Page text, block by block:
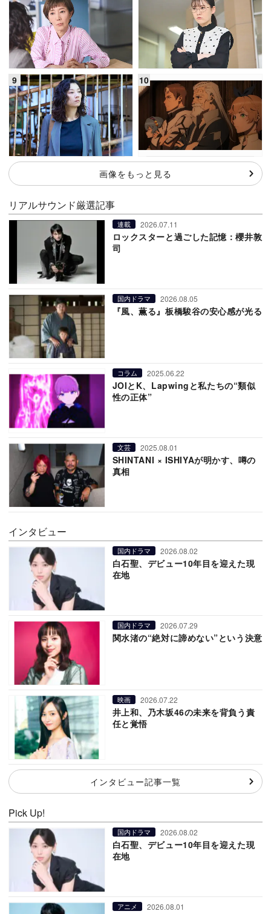
画像をもっと見る
リアルサウンド厳選記事
連載 2026.07.11
ロックスターと過ごした記憶：櫻井敦
司
国内ドラマ 2026.08.05
『風、薫る』板橋駿谷の安心感が光る
コラム 2025.06.22
JOIとK、Lapwingと私たちの“類似
性の正体”
文芸 2025.08.01
SHINTANI × ISHIYAが明かす、噂の
真相
インタビュー
国内ドラマ 2026.08.02
白石聖、デビュー10年目を迎えた現
在地
国内ドラマ 2026.07.29
関水渚の“絶対に諦めない”という決意
映画 2026.07.22
井上和、乃木坂46の未来を背負う責
任と覚悟
インタビュー記事一覧
Pick Up!
国内ドラマ 2026.08.02
白石聖、デビュー10年目を迎えた現
在地
アニメ 2026.08.01